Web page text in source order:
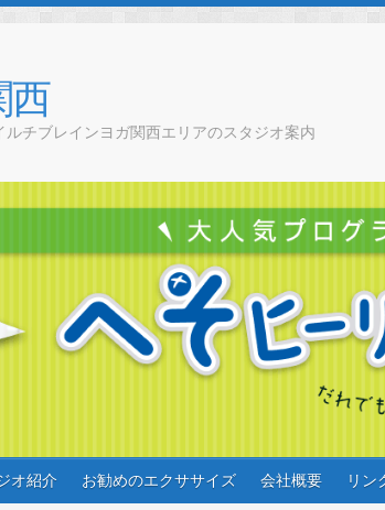
西
チブレインヨガ関西エリアのスタジオ案内
オ紹介 お勧めのエクササイズ 会社概要 リン